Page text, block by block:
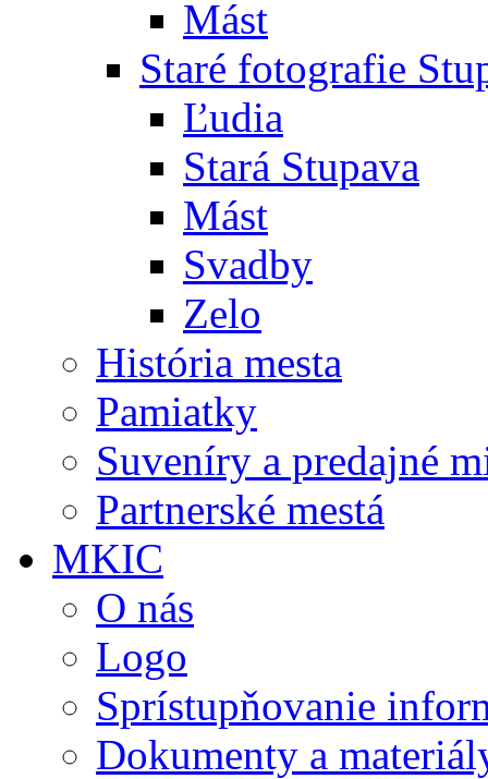
Mást
Staré fotografie
Ľudia
Stará Stupava
Mást
Svadby
Zelo
História mesta
Pamiatky
Suveníry a predajné
Partnerské mestá
MKIC
O nás
Logo
Sprístupňovanie
Dokumenty a